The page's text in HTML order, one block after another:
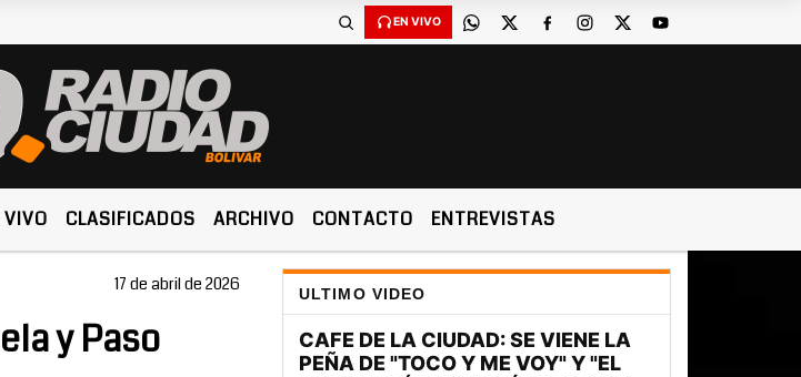
EN VIVO
VIVO CLASIFICADOS ARCHIVO CONTACTO ENTREVISTAS
17 de abril de 2026
y Paso
ULTIMO VIDEO